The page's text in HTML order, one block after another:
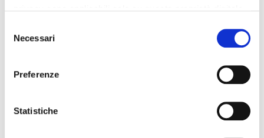
modificare o revocare il proprio consenso in qualsiasi
momento dalla Dichiarazione sui cookie o facendo clic
raccogliere informazioni sulla tua posizione
geografica, con un'approssimazione di qualche
delNecessari
Preferenze
Statistiche